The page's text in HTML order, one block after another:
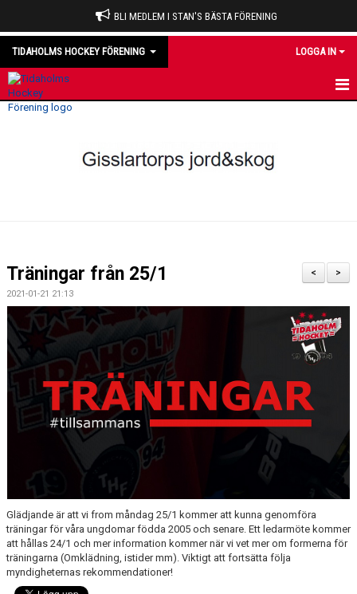
BLI MEDLEM I STAN'S BÄSTA FÖRENING
TIDAHOLMS HOCKEY FÖRENING LOGGA IN
MATCHER
DOMARE
MEDLEM
KIOSKEN
THF UNGDOMSPOLICY - RÖDA TRÅD
BILDGALLERI
TRISSBOLAGET
DOKUMENT
>
<
Träningar från 25/1
2021-01-21 21:13
Glädjande är att vi from måndag 25/1 kommer att kunna genomföra
träningar för våra ungdomar födda 2005 och senare. Ett ledarmöte kommer
att hållas 24/1 och mer information kommer när vi vet mer om formerna för
träningarna (Omklädning, istider mm). Viktigt att fortsätta följa
myndigheternas rekommendationer!